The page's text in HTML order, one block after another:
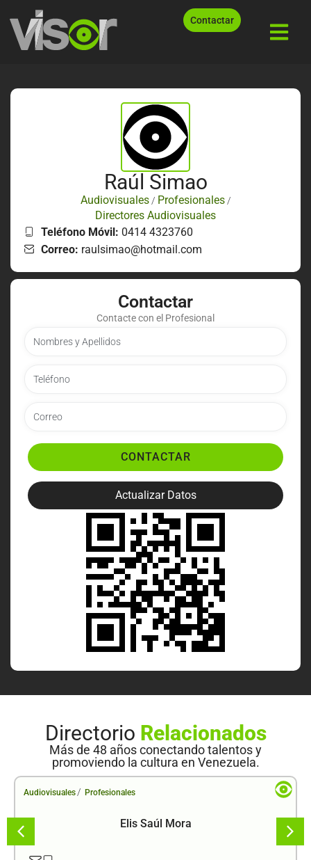
Contactar
Raúl Simao
Audiovisuales/ Profesionales/
Directores Audiovisuales
Teléfono Móvil: 0414 4323760
Correo: raulsimao@hotmail.com
Contactar
Contacte con el Profesional
CONTACTAR
Actualizar Datos
Directorio Relacionados
Más de 48 años conectando talentos y
promoviendo la cultura en Venezuela.
Audiovisuales / Profesionales
Elis Saúl Mora